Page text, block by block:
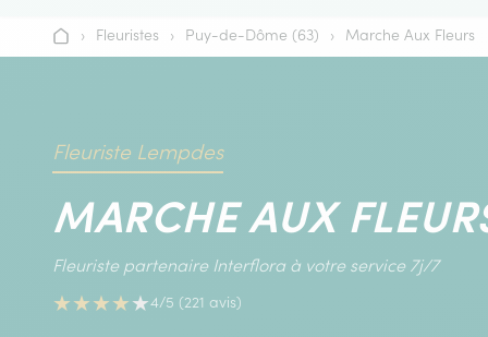
Accueil
› Fleuristes › Puy-de-Dôme (63) › Marche Aux Fleurs
Fleuriste Lempdes
MARCHE AUX
Fleuriste partenaire Interflora à votre service 7j/7
★★★★★4/5 (221 avis)